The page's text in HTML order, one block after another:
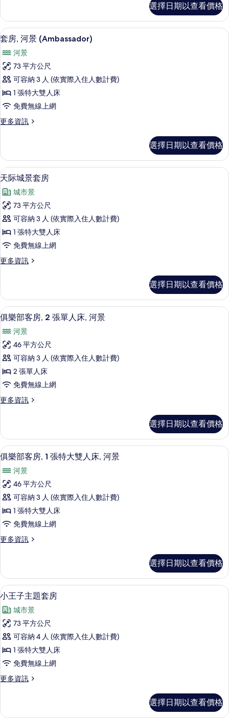
相
片
露
台
的
情
選擇日期以查看價格
顯
示
套
房,
河
景
(Ambassador)
的
有
相
片
套房, 河景 (Ambassador) | 高級寢具
6
套房, 河景 (Ambassador)
河景
73 平方公尺
可容納 3 人 (依實際入住人數計費)
1 張特大雙人床
免費無線上網
更多資訊
更
河
景
(Ambassador)
詳
情
選擇日期以查看價格
顯
示
天
际
城
景
套
房
所
有
相
片
高級寢具、迷你吧、客房內保險箱、書
7
天际城景套房
城市景
73 平方公尺
可容納 3 人 (依實際入住人數計費)
1 張特大雙人床
免費無線上網
更多資訊
更
城
景
套
的
詳
選擇日期以查看價格
顯
示
俱
樂
部
客
房,
2
單
人
床,
河
景
的
所
有
相
7
俱樂部客房, 2 張單人床, 河景
河景
46 平方公尺
可容納 3 人 (依實際入住人數計費)
2 張單人床
免費無線上網
更多資訊
更
部
客
房,
張
單
床,
河
景
的
詳
選擇日期以查看價格
顯
示
俱
樂
部
客
房,
1
特
大
雙
人
床,
河
景
的
所
6
俱樂部客房, 1 張特大雙人床, 河景
河景
46 平方公尺
可容納 3 人 (依實際入住人數計費)
1 張特大雙人床
免費無線上網
更多資訊
更
部
客
房,
張
特
雙
人
床,
河
景
選擇日期以查看價格
顯
示
小
王
子
主
題
套
的
小王子主題套房 | 高級寢具、迷你吧
8
小王子主題套房
城市景
73 平方公尺
可容納 4 人 (依實際入住人數計費)
1 張特大雙人床
免費無線上網
更多資訊
更
子
選擇日期以查看價格